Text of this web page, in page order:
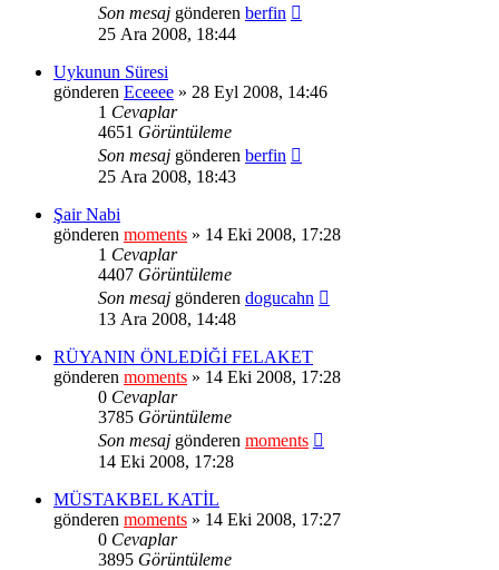
Son mesaj gönderen berfin
25 Ara 2008, 18:44
Uykunun Süresi
gönderen Eceeee » 28 Eyl 2008, 14:46
1 Cevaplar
4651 Görüntüleme
Son mesaj gönderen berfin
25 Ara 2008, 18:43
Şair Nabi
gönderen moments » 14 Eki 2008, 17:28
1 Cevaplar
4407 Görüntüleme
Son mesaj gönderen dogucahn
13 Ara 2008, 14:48
RÜYANIN ÖNLEDİĞİ FELAKET
gönderen moments » 14 Eki 2008, 17:28
0 Cevaplar
3785 Görüntüleme
Son mesaj gönderen moments
14 Eki 2008, 17:28
MÜSTAKBEL KATİL
gönderen moments » 14 Eki 2008, 17:27
0 Cevaplar
3895 Görüntüleme